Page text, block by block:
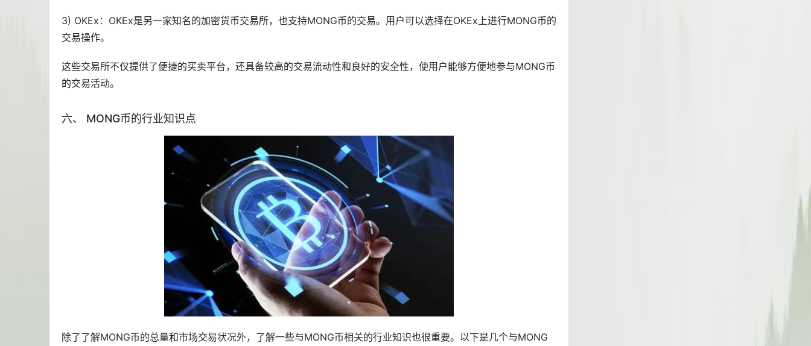
3) OKEx：OKEx是另一家知名的加密货币交易所，也支持MONG币的交易。用户可以选择在OKEx上进行MONG币的
交易操作。
这些交易所不仅提供了便捷的买卖平台，还具备较高的交易流动性和良好的安全性，使用户能够方便地参与MONG币
的交易活动。
六、 MONG币的行业知识点
除了了解MONG币的总量和市场交易状况外，了解一些与MONG币相关的行业知识也很重要。以下是几个与MONG